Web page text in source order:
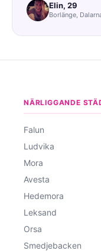
Elin, 29
Borlänge,
NÄRLIGGANDE
Falun
Ludvika
Mora
Avesta
Hedemora
Leksand
Orsa
Smedjebacken